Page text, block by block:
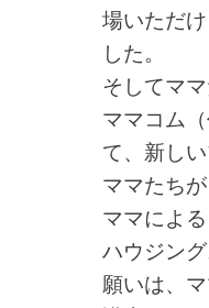
場いただ
した。
そしてマ
ママコム
て、新し
ママたち
ママによ
ハウジン
願いは、